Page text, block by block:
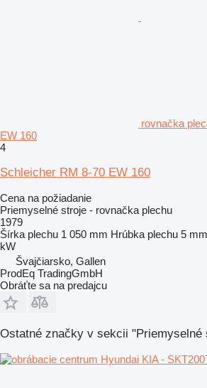
rovnačka
EW 160
4
Schleicher RM 8-70 EW 160
Cena na požiadanie
Priemyselné stroje - rovnačka plechu
1979
Šírka plechu 1 050 mm Hrúbka plechu 5 mm
kW
Švajčiarsko, Gallen
ProdEq TradingGmbH
Obráťte sa na predajcu
Ostatné značky v sekcii "Priemyselné